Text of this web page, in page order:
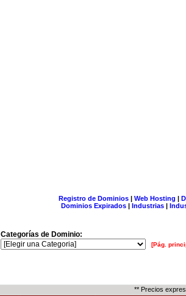
Registro de Dominios| Web Hosting |
Dominios Expirados | Industrias |
Categorías de Dominio:
[Pág.
** Precios